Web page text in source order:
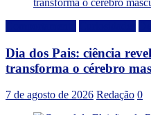
Dia dos Pais: ciência
transforma o cérebro
7 de agosto de 2026 Redação 0